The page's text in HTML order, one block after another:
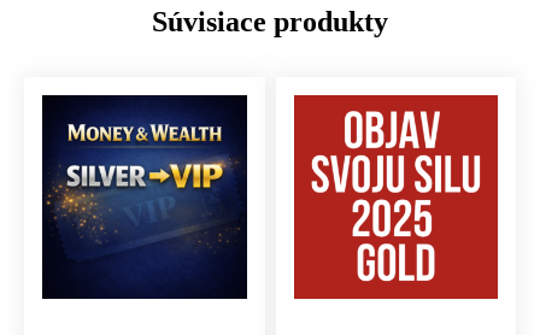
Súvisiace produkty